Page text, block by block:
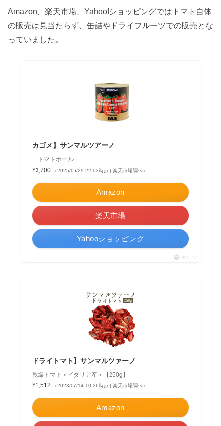
Amazon、楽天市場、Yahoo!ショッピングではトマト自体
の販売は見当たらず、缶詰やドライフルーツでの販売とな
っていました。
カゴメ】サンマルツアーノ
トマトホール
¥3,700
（2025/06/29 22:03時点 | 楽天市場調べ）
Amazon
楽天市場
Yahooショッピング
ポチップ
ドライトマト】サンマルツァーノ
乾燥トマト＜イタリア産＞【250g】
¥1,512
（2023/07/14 10:26時点 | 楽天市場調べ）
Amazon